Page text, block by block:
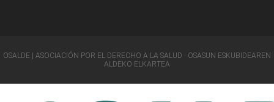
OSALDE | ASOCIACIÓN POR EL DERECHO A LA SALUD · OSASUN ESKUBIDEAREN
ALDEKO ELKARTEA